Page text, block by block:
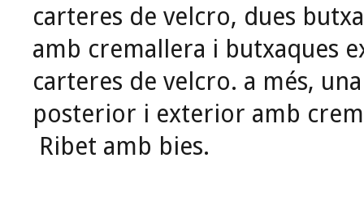
carteres de velcro, dues
amb cremallera i butxaques
carteres de velcro. a més,
posterior i exterior amb
Ribet amb bies.